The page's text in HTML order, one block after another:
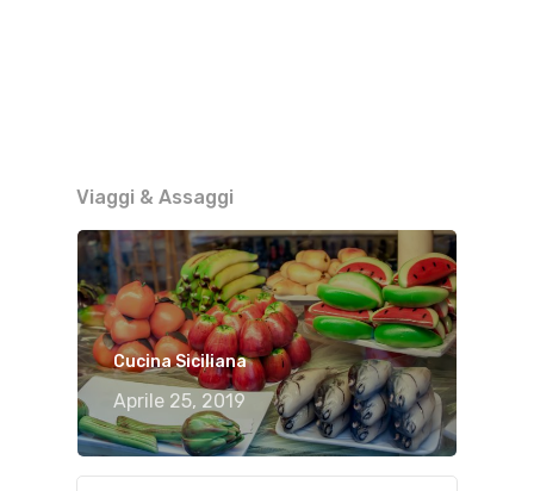
Viaggi & Assaggi
Cucina Siciliana
Aprile 25, 2019